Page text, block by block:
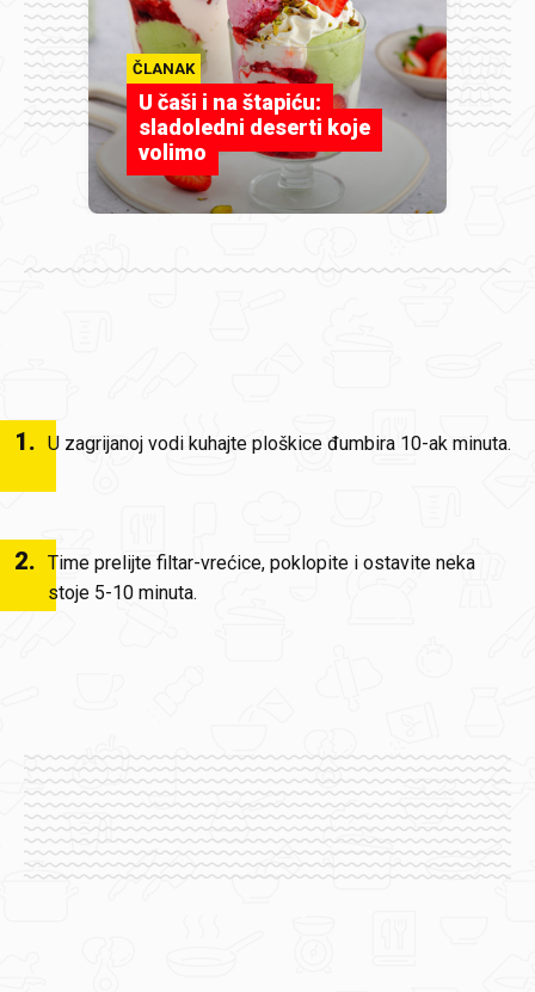
ČLANAK
U čaši i na štapiću:
sladoledni deserti koje
volimo
1. U zagrijanoj vodi kuhajte ploškice đumbira 10-ak minuta.
2. Time prelijte filtar-vrećice, poklopite i ostavite neka
stoje 5-10 minuta.